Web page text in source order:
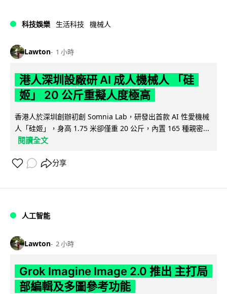
科技娛樂 生活科技 機械人
Lawton 1 小時
港人深圳設廠研 AI 成人機械人 「硅
姬」 20 公斤重擬人度極高
香港人於深圳創辦初創 Somnia Lab，研發出首款 AI 性愛機械
人「硅姬」，身高 1.75 米卻僅重 20 公斤，內置 165 種親密...
閱讀全文
分享
人工智能
Lawton 2 小時
Grok Imagine Image 2.0 推出 主打局
部編輯及多圖參考功能